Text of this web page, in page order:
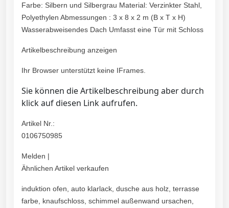
Farbe: Silbern und Silbergrau Material: Verzinkter Stahl,
Polyethylen Abmessungen : 3 x 8 x 2 m (B x T x H)
Wasserabweisendes Dach Umfasst eine Tür mit Schloss
Artikelbeschreibung anzeigen
Ihr Browser unterstützt keine IFrames.
Sie können die Artikelbeschreibung aber durch
klick auf diesen Link aufrufen.
Artikel Nr.:
0106750985
Melden |
Ähnlichen Artikel verkaufen
induktion ofen, auto klarlack, dusche aus holz, terrasse
farbe, knaufschloss, schimmel außenwand ursachen,